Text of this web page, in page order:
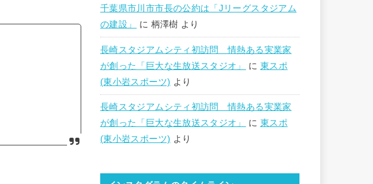
千葉県市川市市長の公約は「Jリーグスタジアム
の建設」
に 柄澤樹 より
長崎スタジアムシティ初訪問 情熱ある実業家
が創った「巨大な生放送スタジオ」
に 東スポ
(東小岩スポーツ) より
長崎スタジアムシティ初訪問 情熱ある実業家
が創った「巨大な生放送スタジオ」
に 東スポ
(東小岩スポーツ) より